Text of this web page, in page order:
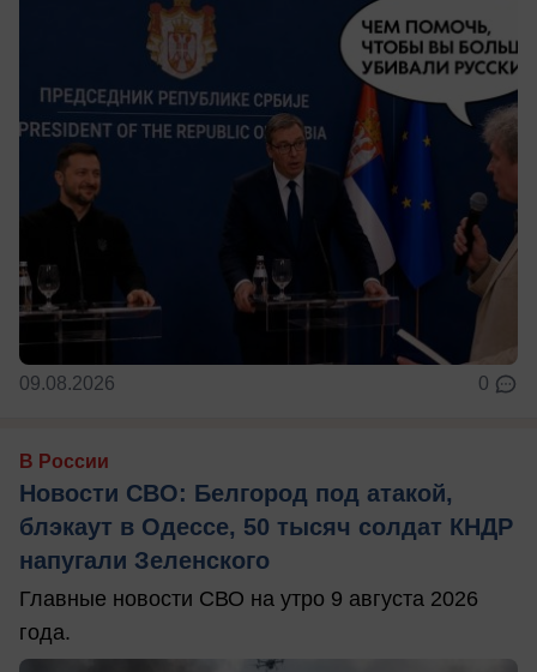
09.08.2026 0
В России
Новости СВО: Белгород под атакой,
блэкаут в Одессе, 50 тысяч солдат КНДР
напугали Зеленского
Главные новости СВО на утро 9 августа 2026
года.